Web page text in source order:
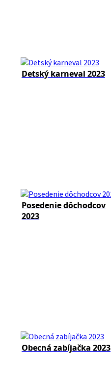
Detský karneval 2023
Posedenie dôchodcov
2023
Obecná zabíjačka 2023